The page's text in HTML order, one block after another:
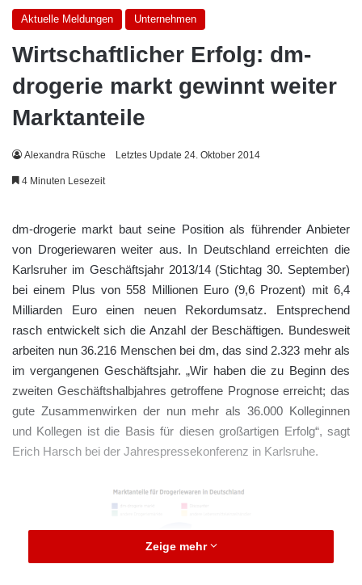
Aktuelle Meldungen Unternehmen
Wirtschaftlicher Erfolg: dm-
drogerie markt gewinnt weiter
Marktanteile
Alexandra Rüsche Letztes Update 24. Oktober 2014
4 Minuten Lesezeit
dm-drogerie markt baut seine Position als führender Anbieter
von Drogeriewaren weiter aus. In Deutschland erreichten die
Karlsruher im Geschäftsjahr 2013/14 (Stichtag 30. September)
bei einem Plus von 558 Millionen Euro (9,6 Prozent) mit 6,4
Milliarden Euro einen neuen Rekordumsatz. Entsprechend
rasch entwickelt sich die Anzahl der Beschäftigen. Bundesweit
arbeiten nun 36.216 Menschen bei dm, das sind 2.323 mehr als
im vergangenen Geschäftsjahr. „Wir haben die zu Beginn des
zweiten Geschäftshalbjahres getroffene Prognose erreicht; das
gute Zusammenwirken der nun mehr als 36.000 Kolleginnen
und Kollegen ist die Basis für diesen großartigen Erfolg“, sagt
Erich Harsch bei der Jahrespressekonferenz in Karlsruhe.
Zeige mehr